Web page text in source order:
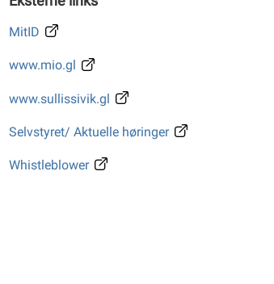
MitID
www.mio.gl
www.sullissivik.gl
Selvstyret/ Aktuelle høringer
Whistleblower